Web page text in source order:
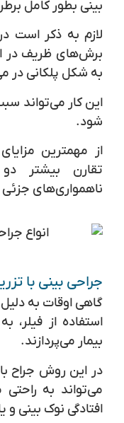
بینی بطور کامل
لازم به ذکر است
برش‌های ظریف در
به شکل پلکانی در
این کار می‌تواند
شود.
از مهمترین
تقارن بیشتر
ناهمواری‌های جزئی
جراحی بینی با
گاهی اوقات به
استفاده از فیلر،
بیمار می‌پردازند.
در این روش جراح
می‌تواند به راحتی
افتادگی نوک بینی و